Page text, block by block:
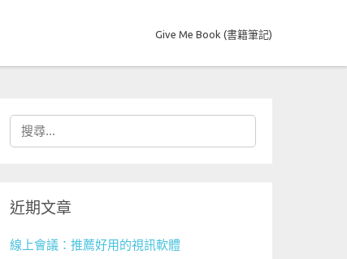
Give Me Book (書籍筆記)
搜
尋
字:
近期文章
線上會議：推薦好用的視訊軟體